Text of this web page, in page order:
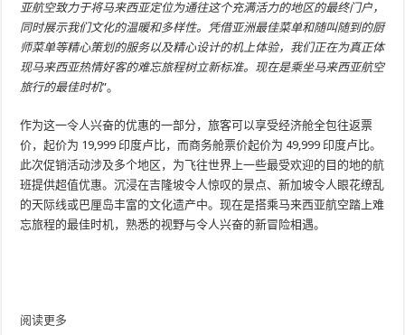
亚航空致力于将马来西亚定位为通往这个充满活力的地区的最终门户，
同时展示我们文化的温暖和多样性。凭借亚洲最佳菜单和随叫随到的厨
师菜单等精心策划的服务以及精心设计的机上体验，我们正在为真正体
现马来西亚热情好客的难忘旅程树立新标准。现在是乘坐马来西亚航空
旅行的最佳时机”。
作为这一令人兴奋的优惠的一部分，旅客可以享受经济舱全包往返票
价，起价为 19,999 印度卢比，而商务舱票价起价为 49,999 印度卢比。
此次促销活动涉及多个地区，为飞往世界上一些最受欢迎的目的地的航
班提供超值优惠。沉浸在吉隆坡令人惊叹的景点、新加坡令人眼花缭乱
的天际线或巴厘岛丰富的文化遗产中。现在是搭乘马来西亚航空踏上难
忘旅程的最佳时机，熟悉的视野与令人兴奋的新冒险相遇。
阅读更多